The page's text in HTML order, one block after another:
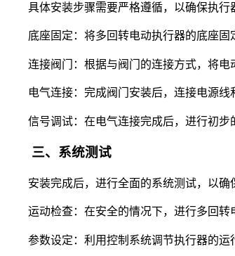
具体安装步骤需要严格遵循，以确保执行
底座固定：将多回转电动执行器的底座
连接阀门：根据与阀门的连接方式，将电
电气连接：完成阀门安装后，连接电源
信号调试：在电气连接完成后，进行初
三、系统测试
安装完成后，进行全面的系统测试，以确
运动检查：在安全的情况下，进行多回
参数设定：利用控制系统调节执行器的运